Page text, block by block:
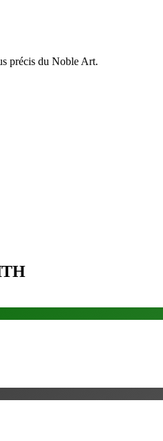
précis du Noble Art.